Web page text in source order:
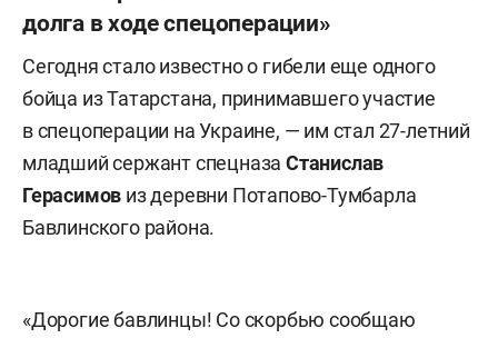
долга в ходе спецоперации»
Сегодня стало известно о гибели еще одного
бойца из Татарстана, принимавшего участие
в спецоперации на Украине, — им стал 27-летний
младший сержант спецназаСтанислав
Герасимов из деревни Потапово-Тумбарла
Бавлинского района.
«Дорогие бавлинцы! Со скорбью сообщаю